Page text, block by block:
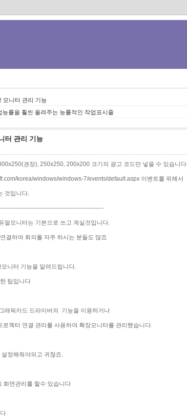
모니터 관리 기능
률을 훨씬 올려주는 능률적인 작업표시줄
터 관리 기능
권장), 250x250, 200x200 크기의 광고 코드만 넣을 수 있습니다.
korea/windows/windows-7/events/default.aspx 이벤트를 위해서
것입니다.
얼모니터는 기본으로 쓰고 계실것입니다.
결하여 회의를 자주 하시는 분들도 많죠
니터 기능을 알려드립니다.
팁입니다
래픽카드 드라이버의 기능을 이용하거나
젝터 연결 관리를 사용하여 확장모니터를 관리했습니다.
정해줘야되고 귀찮죠.
화면관리를 할수 있습니다